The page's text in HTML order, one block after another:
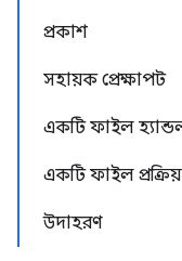
প্রকাশ
সহায়ক প্রেক্ষাপট
একটি ফাইল
একটি ফাইল
উদাহরণ